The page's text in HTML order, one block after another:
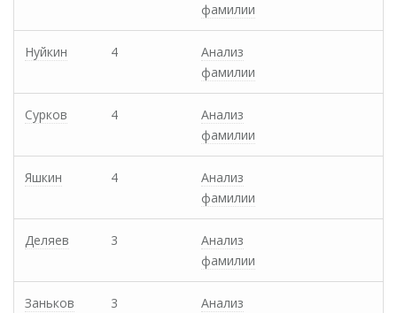
фамилии
Нуйкин 4
Анализ
фамилии
Сурков 4
Анализ
фамилии
Яшкин 4
Анализ
фамилии
Деляев 3
Анализ
фамилии
Заньков 3
Анализ